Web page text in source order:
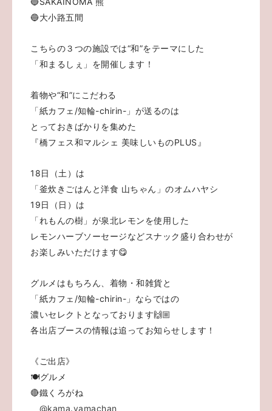
🔵大小路五間
こちらの３つの施設では“和”をテーマにした
「和まるしぇ」を開催します！
着物や“和”にこだわる
「紙カフェ/知輪-chirin-」が送るのは
とっておきばかりを集めた
『橋フェス和マルシェ 美味しいものPLUS』
18日（土）は
「釜炊きごはんと洋食 山ちゃん」のオムハヤシ
19日（日）は
「れもんの樹」が泉北レモンを使用した
レモンハーブソーセージなどスナック盛り合わせが
お楽しみいただけます😋
グルメはもちろん、着物・和雑貨と
「紙カフェ/知輪-chirin-」ならではの
濃いセレクトとなっております🙌🏼
各出店ブースの情報は追ってお知らせします！
《ご出店》
🍽️グルメ
🔴鐵くろがね
@kama.yamachan